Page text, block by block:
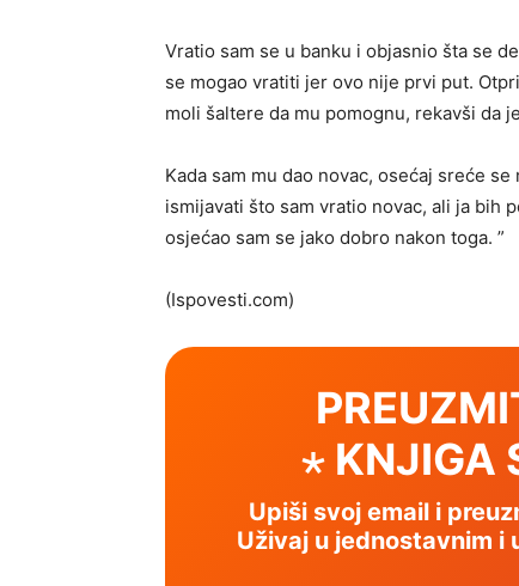
Vratio sam se u banku i objasnio šta se
se mogao vratiti jer ovo nije prvi put.
moli šaltere da mu pomognu, rekavši da
Kada sam mu dao novac, osećaj sreće
ismijavati što sam vratio novac, ali ja bih
osjećao sam se jako dobro nakon toga. ”
(Ispovesti.com)
⋆ KNJIGA
Upiši svoj email i
Uživaj u jednostavnim i